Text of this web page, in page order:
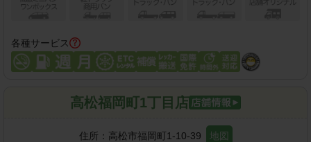
各種サービス
高松福岡町1丁目店
住所： 高松市福岡町1-10-39 地図